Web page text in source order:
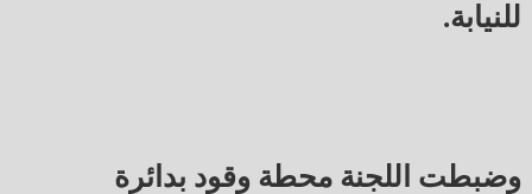
للنيابة.
وضبطت اللجنة محطة وقود بدائرة